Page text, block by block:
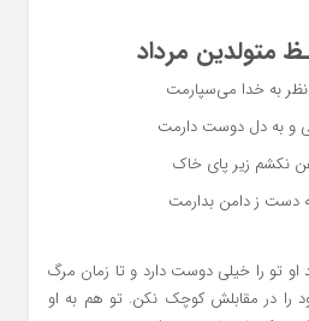
متولدین مرداد
به خدا می‌سپارمت
و به دل دوست دارمت
نکشم زیر پای خاک
دست ز دامن بدارمت
تو را خیلی دوست دارد و تا زمان مرگ
را در مقابلش کوچک نکن. تو هم به او